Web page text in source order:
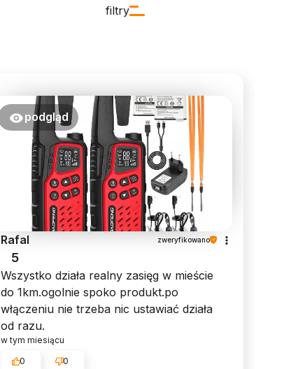
filtry
podgląd
Rafal zweryfikowano
5
Wszystko działa realny zasięg w mieście
do 1km.ogolnie spoko produkt.po
włączeniu nie trzeba nic ustawiać działa
od razu.
w tym miesiącu
0 0